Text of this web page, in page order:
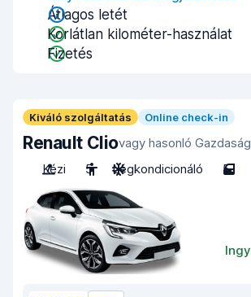
Átlagos letét
Korlátlan kilométer-használat
Fizetés
Kiváló szolgáltatás Online check-in
Renault Cliovagy hasonló
Kézi
5 Légkondicionáló 5